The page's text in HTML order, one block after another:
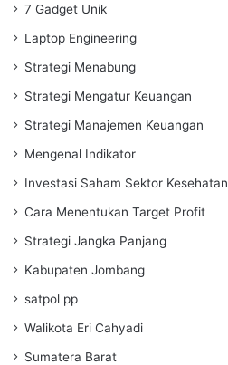
7 Gadget Unik
Laptop Engineering
Strategi Menabung
Strategi Mengatur Keuangan
Strategi Manajemen Keuangan
Mengenal Indikator
Investasi Saham Sektor Kesehatan
Cara Menentukan Target Profit
Strategi Jangka Panjang
Kabupaten Jombang
satpol pp
Walikota Eri Cahyadi
Sumatera Barat